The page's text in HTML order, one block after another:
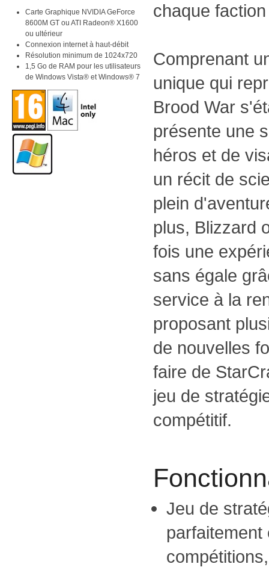
Carte Graphique NVIDIA GeForce
8600M GT ou ATI Radeon® X1600
ou ultérieur
Connexion internet à haut-débit
Résolution minimum de 1024x720
1,5 Go de RAM pour les utilisateurs
de Windows Vista® et Windows® 7
chaque
Comprenant
unique qui
Brood War
présente une
héros et de
un récit de
plein
plus, Blizzard
fois une
sans égale
service à la
proposant
de nouvelles
faire de
jeu de
compétitif.
Jeu de
parfaitement